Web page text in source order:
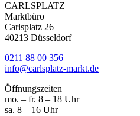
CARLSPLATZ
Marktbüro
Carlsplatz 26
40213 Düsseldorf
0211 88 00 356
info@carlsplatz-markt.de
Öffnungszeiten
mo. – fr. 8 – 18 Uhr
sa. 8 – 16 Uhr